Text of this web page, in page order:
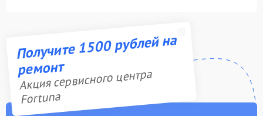
Получите 1500 рублей на
ремонт
Акция сервисного центра
Fortuna